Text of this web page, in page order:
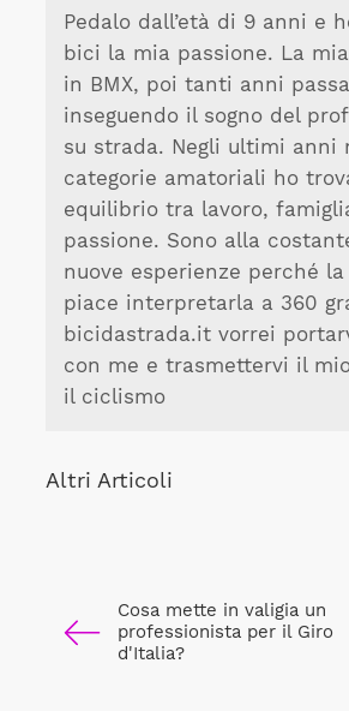
Pedalo dall’età di 9 anni e
bici la mia passione. La
in BMX, poi tanti anni
inseguendo il sogno del
su strada. Negli ultimi anni
categorie amatoriali ho
equilibrio tra lavoro,
passione. Sono alla
nuove esperienze perché
piace interpretarla a 360
bicidastrada.it vorrei
con me e trasmettervi il
il ciclismo
Altri Articoli
Cosa mette in valigia un
professionista per il Giro
d'Italia?